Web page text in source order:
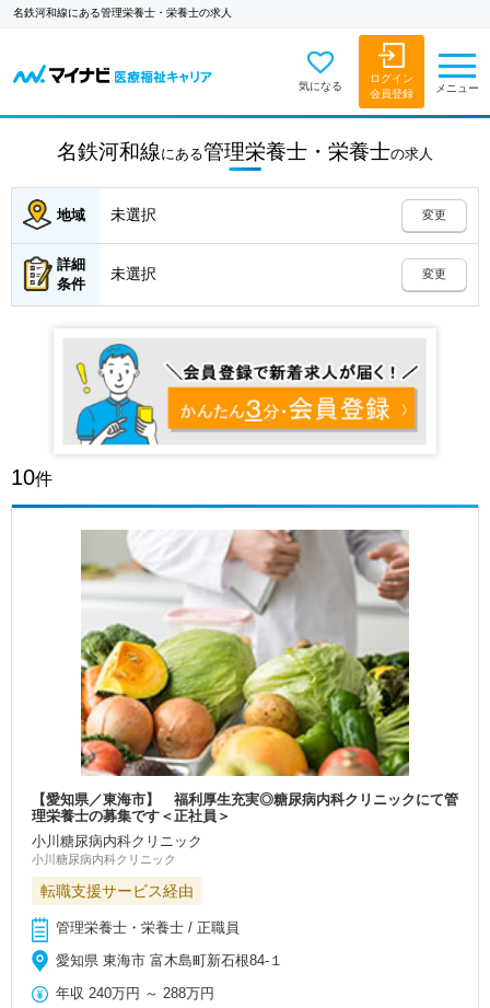
名鉄河和線にある管理栄養士・栄養士の求人
気になる
ログイン
会員登録
メニュー
名鉄河和線 にある管理栄養士・栄養士の求人
地域 未選択 変更
詳細
条件
未選択 変更
10件
【愛知県／東海市】 福利厚生充実◎糖尿病内科クリニックにて管
理栄養士の募集です＜正社員＞
小川糖尿病内科クリニック
小川糖尿病内科クリニック
転職支援サービス経由
管理栄養士・栄養士 / 正職員
愛知県 東海市 富木島町新石根84-１
年収 240万円 ～ 288万円